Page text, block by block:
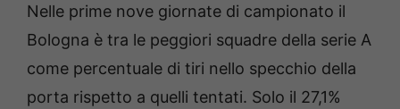
Nelle prime nove giornate di campionato il
Bologna è tra le peggiori squadre della serie A
come percentuale di tiri nello specchio della
porta rispetto a quelli tentati. Solo il 27,1%